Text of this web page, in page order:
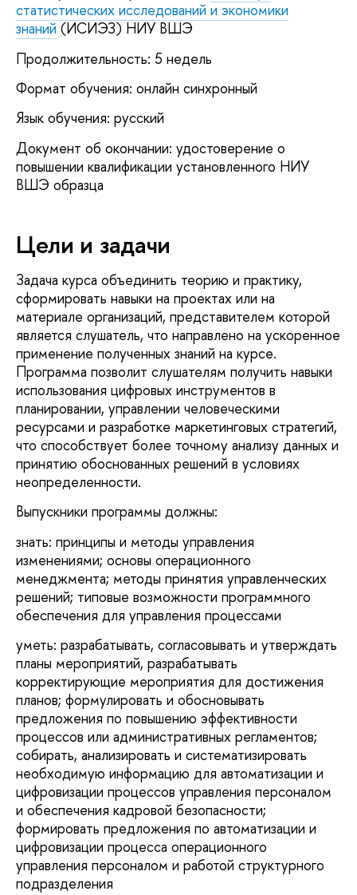
статистических исследований и экономики
знаний (ИСИЭЗ) НИУ ВШЭ
Продолжительность: 5 недель
Формат обучения: онлайн синхронный
Язык обучения: русский
Документ об окончании: удостоверение о
повышении квалификации установленного НИУ
ВШЭ образца
Цели и задачи
Задача курса объединить теорию и практику,
сформировать навыки на проектах или на
материале организаций, представителем которой
является слушатель, что направлено на ускоренное
применение полученных знаний на курсе.
Программа позволит слушателям получить навыки
использования цифровых инструментов в
планировании, управлении человеческими
ресурсами и разработке маркетинговых стратегий,
что способствует более точному анализу данных и
принятию обоснованных решений в условиях
неопределенности.
Выпускники программы должны:
знать: принципы и методы управления
изменениями; основы операционного
менеджмента; методы принятия управленческих
решений; типовые возможности программного
обеспечения для управления процессами
уметь: разрабатывать, согласовывать и утверждать
планы мероприятий, разрабатывать
корректирующие мероприятия для достижения
планов; формулировать и обосновывать
предложения по повышению эффективности
процессов или административных регламентов;
собирать, анализировать и систематизировать
необходимую информацию для автоматизации и
цифровизации процессов управления персоналом
и обеспечения кадровой безопасности;
формировать предложения по автоматизации и
цифровизации процесса операционного
управления персоналом и работой структурного
подразделения